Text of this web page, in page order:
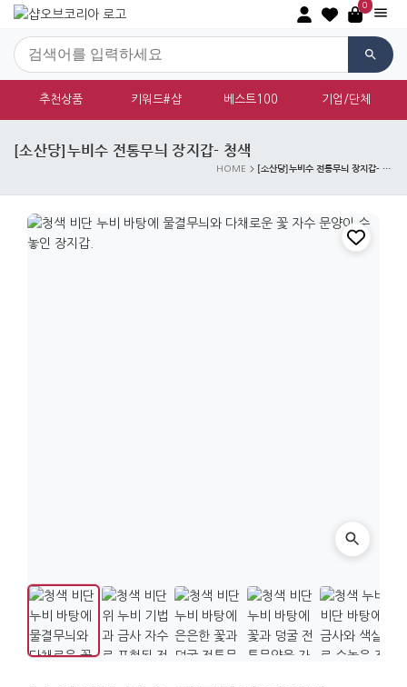
0
추천상품 키워드#샵 베스트100 기업/단체
[소산당]누비수 전통무늬 장지갑- 청색
HOME [소산당]누비수 전통무늬 장지갑- 청색